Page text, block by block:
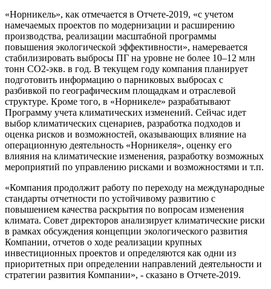
«Норникель», как отмечается в Отчете-2019, «с учетом
намечаемых проектов по модернизации и расширению
производства, реализации масштабной программы
повышения экологической эффективности», намеревается
стабилизировать выбросы ПГ на уровне не более 10–12 млн
тонн CO2-экв. в год. В текущем году компания планирует
подготовить информацию о парниковых выбросах с
разбивкой по географическим площадкам и отраслевой
структуре. Кроме того, в «Норникеле» разрабатывают
Программу учета климатических изменений. Сейчас идет
выбор климатических сценариев, разработка подходов и
оценка рисков и возможностей, оказывающих влияние на
операционную деятельность «Норникеля», оценку его
влияния на климатические изменения, разработку возможных
мероприятий по управлению рисками и возможностями и т.п.
«Компания продолжит работу по переходу на международные
стандарты отчетности по устойчивому развитию с
повышением качества раскрытия по вопросам изменения
климата. Совет директоров анализирует климатические риски
в рамках обсуждения концепции экологического развития
Компании, отчетов о ходе реализации крупных
инвестиционных проектов и определяются как одни из
приоритетных при определении направлений деятельности и
стратегии развития Компании», - сказано в Отчете-2019.